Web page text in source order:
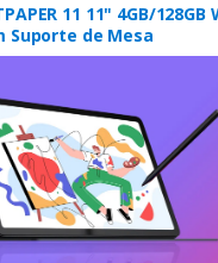
11 11" 4GB/128GB
Suporte de Mesa